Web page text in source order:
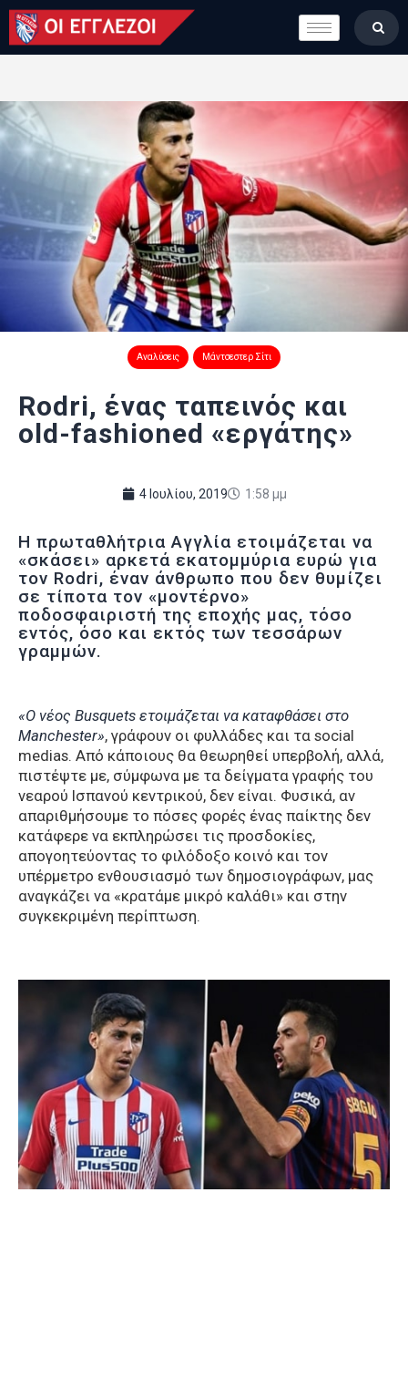
LONDON CALLING
ΚΑΤΗΓΟΡΙΕΣ
ΒΑΘΜΟΛΟΓΙΕΣ
ΟΜΑΔΕΣ
ΠΟΙΟΙ ΕΙΜΑΣΤΕ
Αναλύσεις Μάντσεστερ Σίτι
Rodri, ένας ταπεινός και
old-fashioned «εργάτης»
4 Ιουλίου, 2019 1:58 μμ
Η πρωταθλήτρια Αγγλία ετοιμάζεται να
«σκάσει» αρκετά εκατομμύρια ευρώ για
τον Rodri, έναν άνθρωπο που δεν θυμίζει
σε τίποτα τον «μοντέρνο»
ποδοσφαιριστή της εποχής μας, τόσο
εντός, όσο και εκτός των τεσσάρων
γραμμών.
«Ο νέος Busquets ετοιμάζεται να καταφθάσει στο
Manchester», γράφουν οι φυλλάδες και τα social
medias. Από κάποιους θα θεωρηθεί υπερβολή, αλλά,
πιστέψτε με, σύμφωνα με τα δείγματα γραφής του
νεαρού Ισπανού κεντρικού, δεν είναι. Φυσικά, αν
απαριθμήσουμε το πόσες φορές ένας παίκτης δεν
κατάφερε να εκπληρώσει τις προσδοκίες,
απογοητεύοντας το φιλόδοξο κοινό και τον
υπέρμετρο ενθουσιασμό των δημοσιογράφων, μας
αναγκάζει να «κρατάμε μικρό καλάθι» και στην
συγκεκριμένη περίπτωση.